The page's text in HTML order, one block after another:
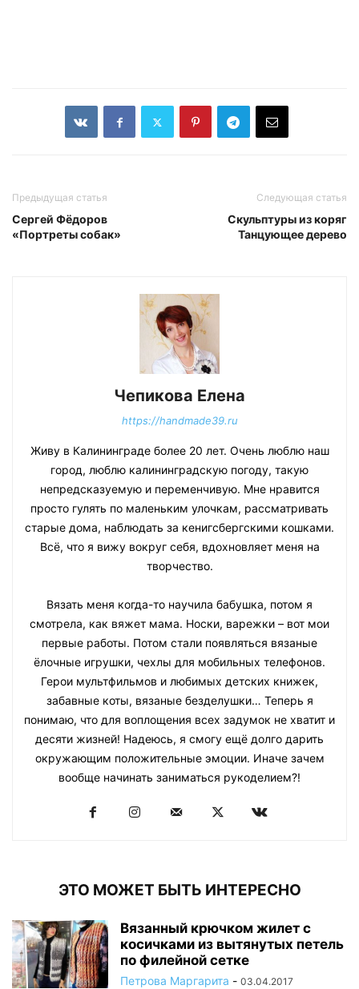
Предыдущая статья
Сергей Фёдоров
«Портреты собак»
Следующая статья
Скульптуры из коряг
Танцующее дерево
Чепикова Елена
https://handmade39.ru
Живу в Калининграде более 20 лет. Очень люблю наш
город, люблю калининградскую погоду, такую
непредсказуемую и переменчивую. Мне нравится
просто гулять по маленьким улочкам, рассматривать
старые дома, наблюдать за кенигсбергскими кошками.
Всё, что я вижу вокруг себя, вдохновляет меня на
творчество.
Вязать меня когда-то научила бабушка, потом я
смотрела, как вяжет мама. Носки, варежки – вот мои
первые работы. Потом стали появляться вязаные
ёлочные игрушки, чехлы для мобильных телефонов.
Герои мультфильмов и любимых детских книжек,
забавные коты, вязаные безделушки… Теперь я
понимаю, что для воплощения всех задумок не хватит и
десяти жизней! Надеюсь, я смогу ещё долго дарить
окружающим положительные эмоции. Иначе зачем
вообще начинать заниматься рукоделием?!
ЭТО МОЖЕТ БЫТЬ ИНТЕРЕСНО
Вязанный крючком жилет с
косичками из вытянутых петель
по филейной сетке
Петрова Маргарита - 03.04.2017